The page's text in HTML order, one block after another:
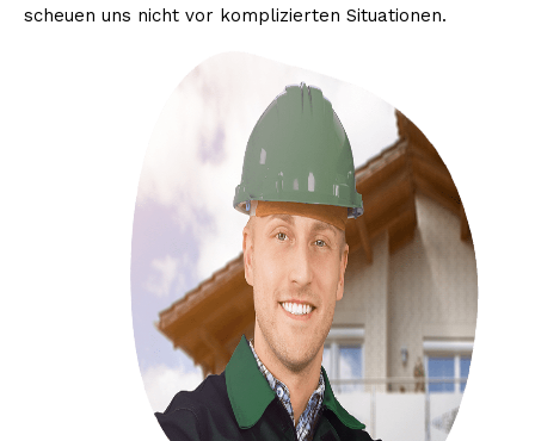
scheuen uns nicht vor komplizierten Situationen.